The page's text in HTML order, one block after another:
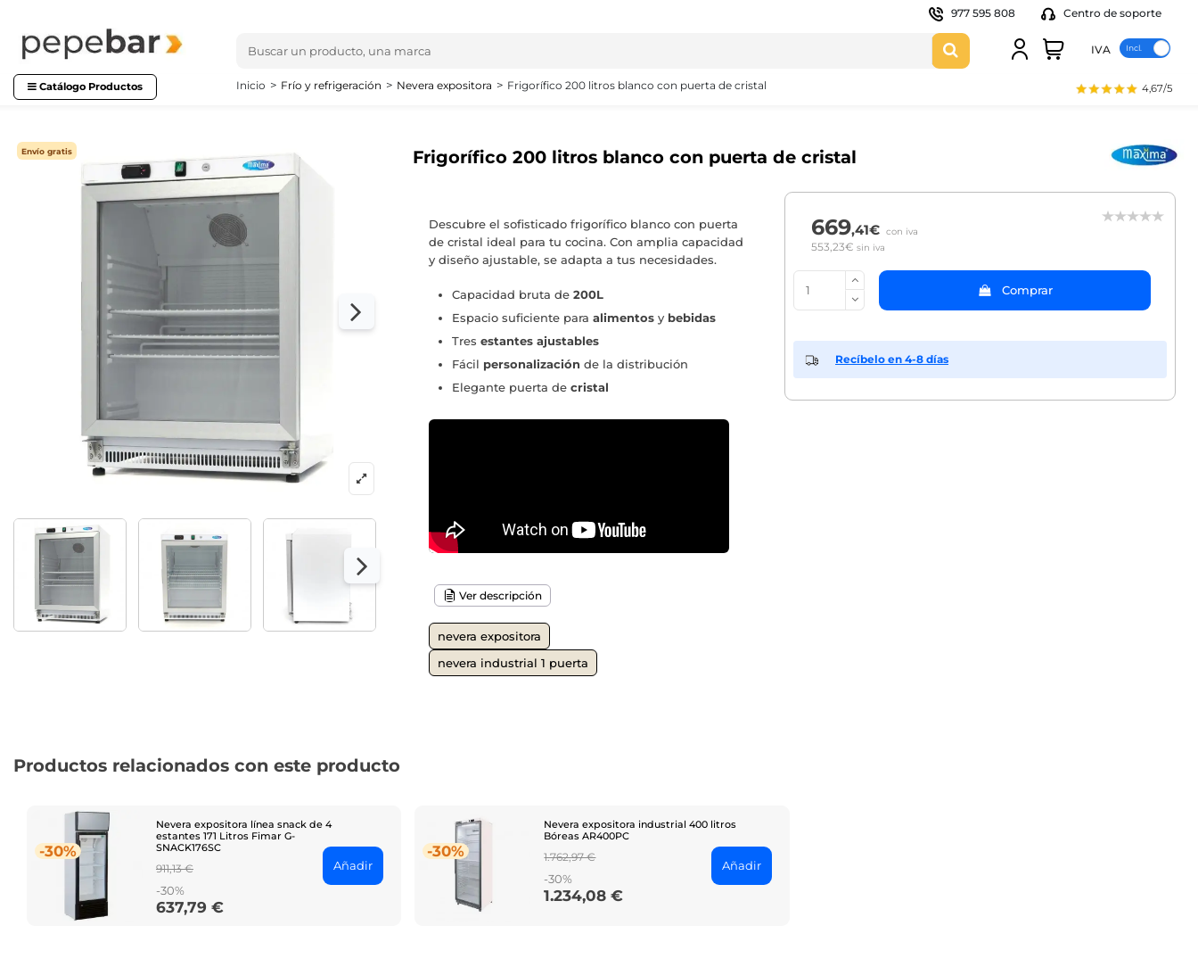
977 595 808 Centro de soporte
IVA
Catálogo Productos 4,67/5
Inicio Frío y refrigeración Nevera expositora Frigorífico 200 litros blanco con puerta de cristal
Envío gratis Frigorífico 200 litros blanco con puerta de cristal
Descubre el sofisticado frigorífico blanco con puerta
de cristal ideal para tu cocina. Con amplia capacidad
y diseño ajustable, se adapta a tus necesidades.
Capacidad bruta de 200L
Espacio suficiente para alimentosy bebidas
Tres estantes ajustables
Fácil personalización de la distribución
Elegante puerta de cristal
Ver descripción
nevera expositora
nevera industrial 1 puerta
669,41€ con iva
553,23€ sin iva
Comprar
Recíbelo en 4-8 días
Productos relacionados con este producto
-30%
Nevera expositora línea snack de 4
estantes 171 Litros Fimar G-
SNACK176SC
Regular
price
911,13 €
-30%
Price
637,79 €
Añadir
-30%
Nevera expositora industrial 400 litros
Bóreas AR400PC
Regular
price
1.762,97 €
-30%
Price
1.234,08 €
Añadir